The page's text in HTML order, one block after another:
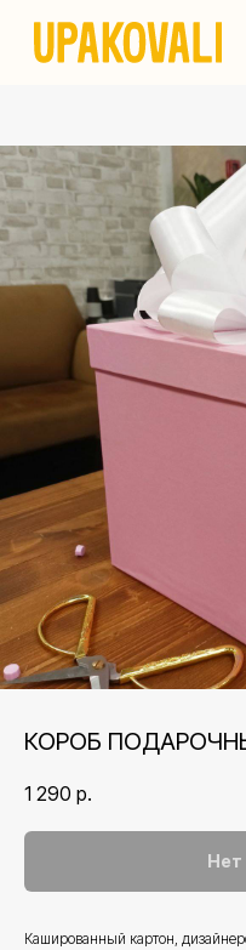
КОРОБ
1 290 р.
Нет
Кашированный картон,